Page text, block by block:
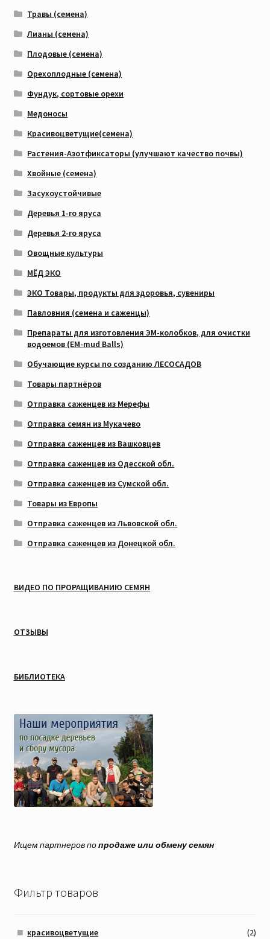
Травы (семена)
Лианы (семена)
Плодовые (семена)
Орехоплодные (семена)
Фундук, сортовые орехи
Медоносы
Красивоцветущие(семена)
Растения-Азотфиксаторы (улучшают качество почвы)
Хвойные (семена)
Засухоустойчивые
Деревья 1-го яруса
Деревья 2-го яруса
Овощные культуры
МЁД ЭКО
ЭКО Товары, продукты для здоровья, сувениры
Павловния (семена и саженцы)
Препараты для изготовления ЭМ-колобков, для очистки
водоемов (EM-mud Balls)
Обучающие курсы по созданию ЛЕСОСАДОВ
Товары партнёров
Отправка саженцев из Мерефы
Отправка семян из Мукачево
Отправка саженцев из Вашковцев
Отправка саженцев из Одесской обл.
Отправка саженцев из Сумской обл.
Товары из Европы
Отправка саженцев из Львовской обл.
Отправка саженцев из Донецкой обл.
ВИДЕО ПО ПРОРАЩИВАНИЮ СЕМЯН
ОТЗЫВЫ
БИБЛИОТЕКА
Ищем партнеров попродаже или обмену семян
Фильтр товаров
красивоцветущие
(2)